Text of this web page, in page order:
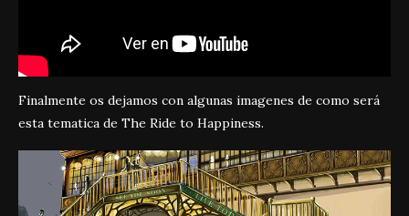
Finalmente os dejamos con algunas imagenes de como será
esta tematica de The Ride to Happiness.